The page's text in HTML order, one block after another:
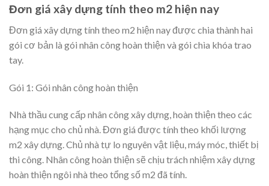
Đơn giá xây dựng tính theo m2 hiện nay
Đơn giá xây dựng tính theo m2 hiện nay được chia thành hai
gói cơ bản là gói nhân công hoàn thiện và gói chìa khóa trao
tay.
Gói 1: Gói nhân công hoàn thiện
Nhà thầu cung cấp nhân công xây dựng, hoàn thiện theo các
hạng mục cho chủ nhà. Đơn giá được tính theo khối lượng
m2 xây dựng. Chủ nhà tự lo nguyên vật liệu, máy móc, thiết bị
thi công. Nhân công hoàn thiện sẽ chịu trách nhiệm xây dựng
hoàn thiện ngôi nhà theo tổng số m2 đã tính.